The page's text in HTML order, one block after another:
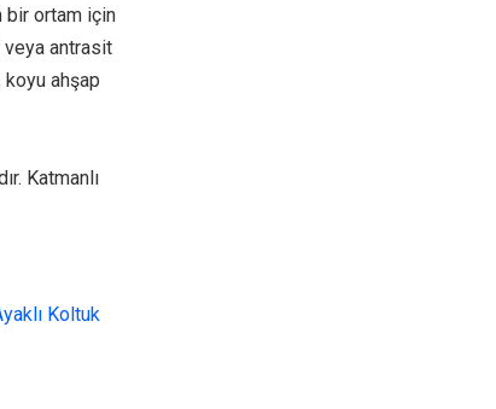
bir ortam için
veya antrasit
ahşap
Katmanlı
Koltuk